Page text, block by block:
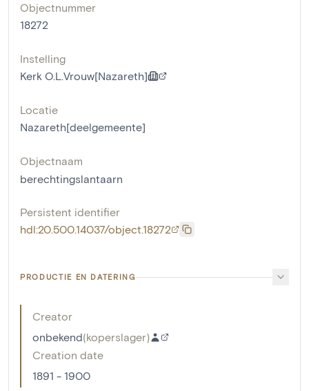
Objectnummer
18272
Instelling
Kerk O.L.Vrouw[Nazareth]
Locatie
Nazareth[deelgemeente]
Objectnaam
berechtingslantaarn
Persistent identifier
hdl:20.500.14037/object.18272
PRODUCTIE EN DATERING
Creator
onbekend(koperslager)
Creation date
1891 - 1900